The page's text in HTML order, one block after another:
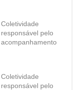
Coletividade
responsável pelo
acompanhamento
Coletividade
responsável pelo